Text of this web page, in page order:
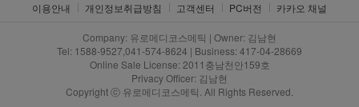
이용안내 개인정보취급방침 고객센터 PC버전 카카오 채널
Company: 유로메디코스메틱 | Owner: 김남현
Tel: 1588-9527,041-574-8624 | Business: 417-04-28669
Online Sale License: 2011충남천안159호
Privacy Officer: 김남현
Copyright ⓒ 유로메디코스메틱. All Rights Reserved.